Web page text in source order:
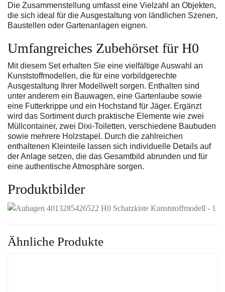
Die Zusammenstellung umfasst eine Vielzahl an Objekten,
die sich ideal für die Ausgestaltung von ländlichen Szenen,
Baustellen oder Gartenanlagen eignen.
Umfangreiches Zubehörset für H0
Mit diesem Set erhalten Sie eine vielfältige Auswahl an
Kunststoffmodellen, die für eine vorbildgerechte
Ausgestaltung Ihrer Modellwelt sorgen. Enthalten sind
unter anderem ein Bauwagen, eine Gartenlaube sowie
eine Futterkrippe und ein Hochstand für Jäger. Ergänzt
wird das Sortiment durch praktische Elemente wie zwei
Müllcontainer, zwei Dixi-Toiletten, verschiedene Baubuden
sowie mehrere Holzstapel. Durch die zahlreichen
enthaltenen Kleinteile lassen sich individuelle Details auf
der Anlage setzen, die das Gesamtbild abrunden und für
eine authentische Atmosphäre sorgen.
Produktbilder
Ähnliche Produkte